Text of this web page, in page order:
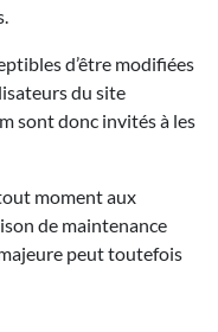
d’être modifiées
du site
sont donc invités à les
moment aux
de maintenance
peut toutefois